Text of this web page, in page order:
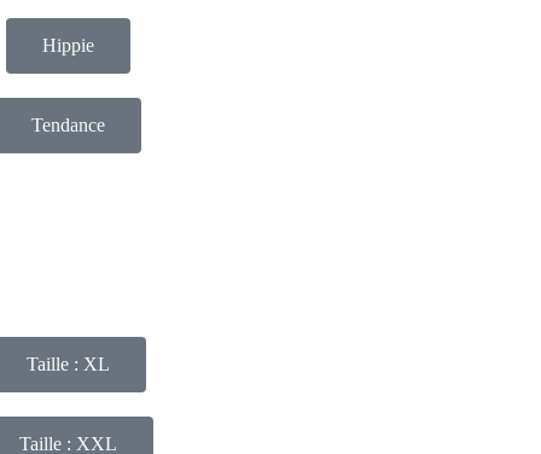
Hippie
Tendance
Taille : XL
Taille : XXL